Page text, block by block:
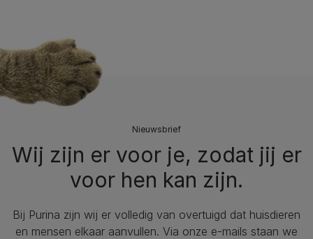
Nieuwsbrief
Wij zijn er voor je, zodat jij er
voor hen kan zijn.
Bij Purina zijn wij er volledig van overtuigd dat huisdieren
en mensen elkaar aanvullen. Via onze e-mails staan we